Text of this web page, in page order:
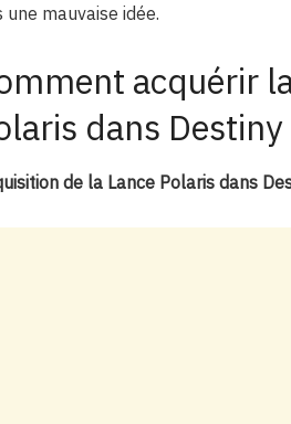
une mauvaise idée.
acquérir
dans Destiny
de la Lance Polaris dans